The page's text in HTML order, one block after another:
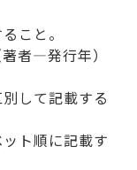
こと。
者―発行年）
して記載する
ト順に記載す